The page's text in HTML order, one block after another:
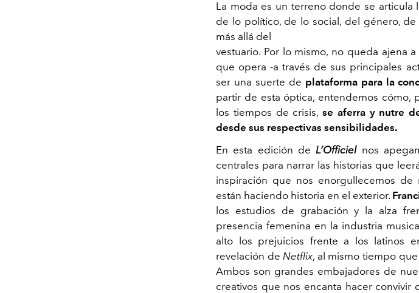
La moda es un terreno donde se
de lo político, de lo social, del género,
más allá del
vestuario. Por lo mismo, no queda ajena
que opera -a través de sus principales
ser una suerte de plataforma para la
partir de esta óptica, entendemos cómo,
los tiempos de crisis,se aferra y nutre
desde sus respectivas sensibilidades.
En esta edición deL’Officielnos
centrales para narrar las historias que
inspiración que nos enorgullecemos
están haciendo historia en el exterior.
los estudios de grabación y la alza
presencia femenina en la industria
alto los prejuicios frente a los latinos
revelación deNetflix, al mismo tiempo
Ambos son grandes embajadores de
creativos que nos encanta hacer